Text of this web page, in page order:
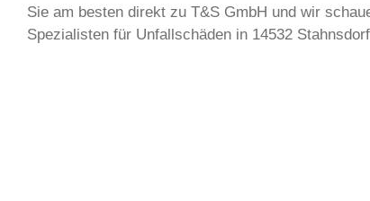
Sie am besten direkt zu T&S GmbH und wir
Spezialisten für Unfallschäden in 14532